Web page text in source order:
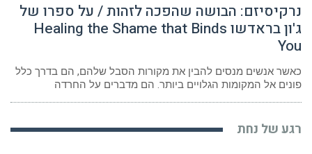
נרקיסיזם: הבושה שהפכה לזהות / על ספרו של
ג'ון בראדשו Healing the Shame that Binds
You
כאשר אנשים מנסים להבין את מקורות הסבל שלהם, הם בדרך כלל
פונים אל המקומות הגלויים ביותר. הם מדברים על החרדה
רגע של נחת